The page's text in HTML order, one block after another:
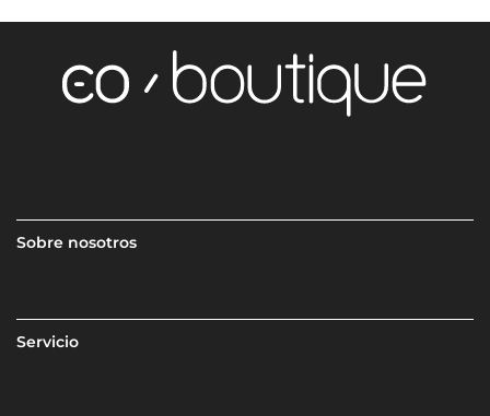
Sobre nosotros
Servicio